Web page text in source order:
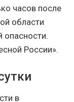
часов после
области
опасности.
России».
в